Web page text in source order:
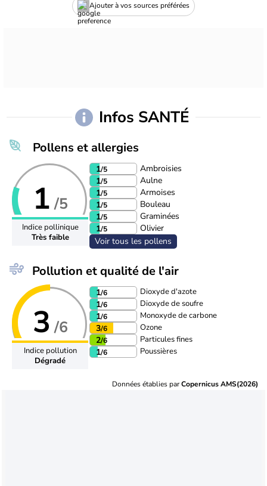
Ajouter à vos sources préférées
Infos SANTÉ
Pollens et allergies
1 /5
Indice pollinique
Très faible
1/5
Ambroisies
1/5
Aulne
1/5
Armoises
1/5
Bouleau
1/5
Graminées
1/5
Olivier
Voir tous les pollens
Pollution et qualité de l'air
3 /6
Indice pollution
Dégradé
1/6 Dioxyde d'azote
1/6 Dioxyde de soufre
1/6 Monoxyde de carbone
3/6 Ozone
2/6 Particules fines
1/6 Poussières
Données établies parCopernicus AMS(2026)